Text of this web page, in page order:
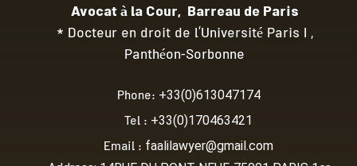
Avocat à la Cour, Barreau de Paris
* Docteur en droit de l’Université Paris I ,
Panthéon-Sorbonne
Phone: +33(0)613047174
Tel : +33(0)170463421
Email : faalilawyer@gmail.com